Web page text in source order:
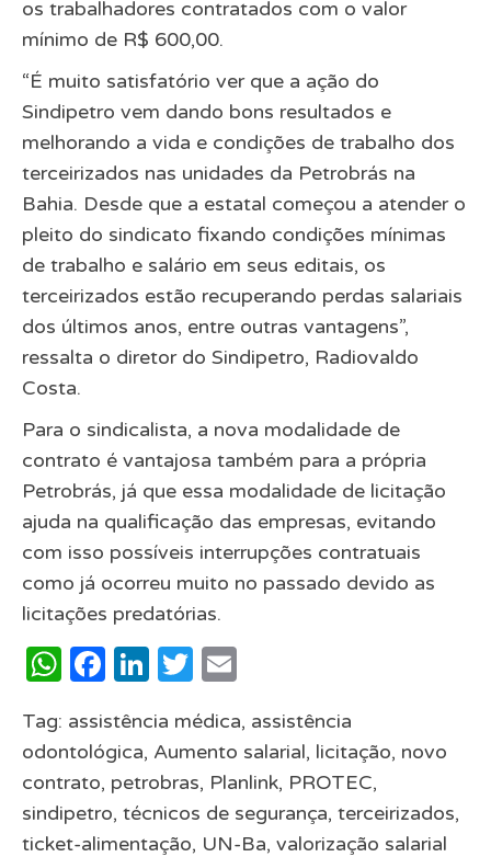
os trabalhadores contratados com o valor
mínimo de R$ 600,00.
“É muito satisfatório ver que a ação do
Sindipetro vem dando bons resultados e
melhorando a vida e condições de trabalho dos
terceirizados nas unidades da Petrobrás na
Bahia. Desde que a estatal começou a atender o
pleito do sindicato fixando condições mínimas
de trabalho e salário em seus editais, os
terceirizados estão recuperando perdas salariais
dos últimos anos, entre outras vantagens”,
ressalta o diretor do Sindipetro, Radiovaldo
Costa.
Para o sindicalista, a nova modalidade de
contrato é vantajosa também para a própria
Petrobrás, já que essa modalidade de licitação
ajuda na qualificação das empresas, evitando
com isso possíveis interrupções contratuais
como já ocorreu muito no passado devido as
licitações predatórias.
WhatsApp
Facebook
LinkedIn
Twitter
Tag: assistência médica, assistência
odontológica, Aumento salarial, licitação, novo
contrato, petrobras, Planlink, PROTEC,
sindipetro,técnicos de segurança,terceirizados,
ticket-alimentação, UN-Ba,valorização salarial